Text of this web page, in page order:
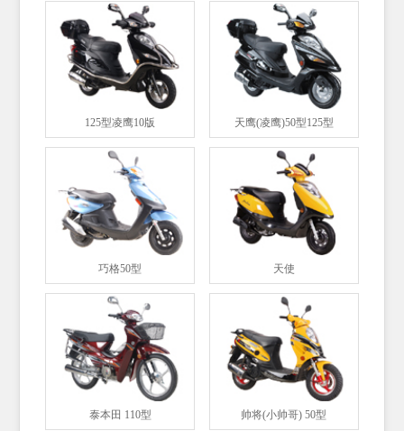
125型凌鹰10版 天鹰(凌鹰)50型125型
巧格50型 天使
泰本田 110型 帅将(小帅哥) 50型